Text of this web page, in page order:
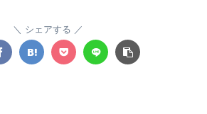
シェアする